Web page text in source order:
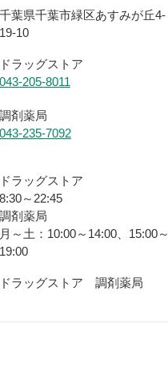
千葉県千葉市緑区あすみが丘4-
19-10
ドラッグストア
043-205-8011
調剤薬局
043-235-7092
ドラッグストア
8:30～22:45
調剤薬局
月～土：10:00～14:00、15:00～
19:00
ドラッグストア 調剤薬局